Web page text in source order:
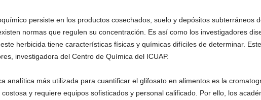
persiste en los productos cosechados, suelo y depósitos subterráneos
normas que regulen su concentración. Es así como los investigadores
herbicida tiene características físicas y químicas difíciles de determinar.
investigadora del Centro de Química del ICUAP.
analítica más utilizada para cuantificar el glifosato en alimentos es la
y requiere equipos sofisticados y personal calificado. Por ello, los